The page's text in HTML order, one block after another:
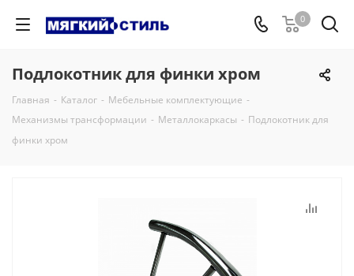
0
Подлокотник для финки хром
Главная - Каталог - Мебельные комплектующие -
Механизмы трансформации - Металлокаркасы - Подлокотник для
финки хром